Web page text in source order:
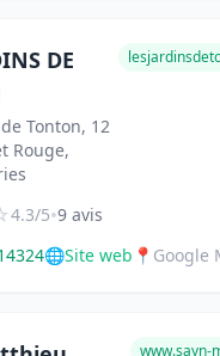
DE
Tonton, 12
Rouge,
4.3/5•9 avis
🌐Site web 📍 Google
www.sayn-